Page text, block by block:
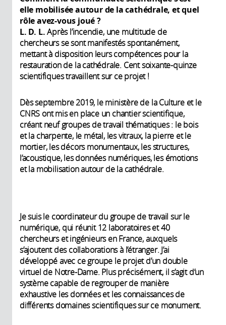
elle mobilisée autour de la cathédrale, et quel
rôle avez-vous joué ?
L. D. L.Après l’incendie, une multitude de
chercheurs se sont manifestés spontanément,
mettant à disposition leurs compétences pour la
restauration de la cathédrale. Cent soixante-quinze
scientifiques travaillent sur ce projet !
Dès septembre 2019, le ministère de la Culture et le
CNRS ont mis en place un chantier scientifique,
créant neuf groupes de travail thématiques : le bois
et la charpente, le métal, les vitraux, la pierre et le
mortier, les décors monumentaux, les structures,
l’acoustique, les données numériques, les émotions
et la mobilisation autour de la cathédrale.
Je suis le coordinateur du groupe de travail sur le
numérique, qui réunit 12 laboratoires et 40
chercheurs et ingénieurs en France, auxquels
s’ajoutent des collaborations à l’étranger. J’ai
développé avec ce groupe le projet d’un double
virtuel de Notre-Dame. Plus précisément, il s’agit d’un
système capable de regrouper de manière
exhaustive les données et les connaissances de
différents domaines scientifiques sur ce monument.